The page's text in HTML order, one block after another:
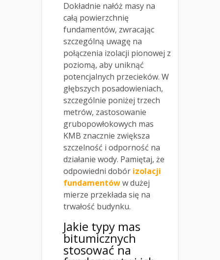
Dokładnie nałóż masy na
całą powierzchnię
fundamentów, zwracając
szczególną uwagę na
połączenia izolacji pionowej z
poziomą, aby uniknąć
potencjalnych przecieków. W
głębszych posadowieniach,
szczególnie poniżej trzech
metrów, zastosowanie
grubopowłokowych mas
KMB znacznie zwiększa
szczelność i odporność na
działanie wody. Pamiętaj, że
odpowiedni dobór izolacji
fundamentóww dużej
mierze przekłada się na
trwałość budynku.
Jakie typy mas
bitumicznych
stosować na